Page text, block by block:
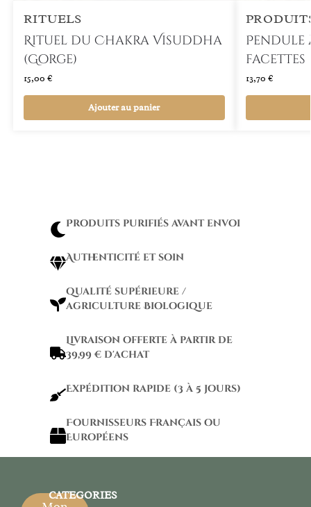
RITUELS
Rituel du Chakra Visuddha
(Gorge)
15,00 €
Ajouter au panier
Pendule
facettes
13,70 €
Produits purifiés avant envoi
Authenticité et soin
qualité supérieure /
agriculture Biologique
Livraison offerte à partir de
39,99 € d'achat
Expédition rapide (3 à 5 jours)
Fournisseurs Français ou
Européens
CATEGORIES